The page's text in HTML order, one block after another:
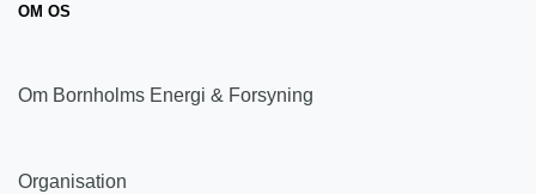
OM OS
Om Bornholms Energi & Forsyning
Organisation